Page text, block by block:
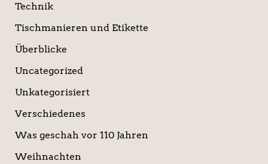
Technik
Tischmanieren und Etikette
Überblicke
Uncategorized
Unkategorisiert
Verschiedenes
Was geschah vor 110 Jahren
Weihnachten